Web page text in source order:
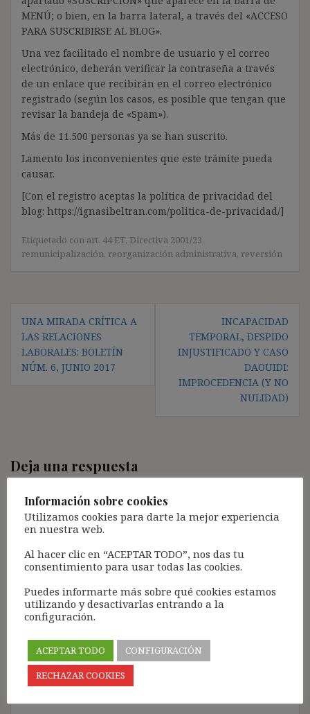
MENÚ; o bien, en la barra lateral, a través del «ACCESO
PARA SUSCRIBIRSE AL BLOG».
Una vez facilitado el nombre de usuario y el correo
electrónico, deberán verificar la contraseña a través
de un enlace que recibirán en el correo electrónico
registrado (según los casos, es posible que tengan que
revisar la bandeja de «Spam»).
Más de 11.500 personas ya se han suscrito.
Lamento los inconvenientes que este trámite pueda
causar.
[Con el registro aceptas la política de privacidad del
blog: https://ignasibeltran.com/politica-de-privacidad/]
Etiquetado con art. 44 ET, Directiva 2001/23,
remunicipalización, reorganización administrativa, reversión
Navegación
de
entradas
UNA MIRADA CRÍTICA A
LAS RELACIONES
LABORALES: BOLETÍN
NÚM. 6, JUNIO 2017
INCAPACIDAD
TEMPORAL, DESPIDO
INJUSTIFICADO Y CASO
DAOUIDI:
IMPROCEDENCIA (Y NO
NULIDAD)
Deja una respuesta
campos obligatorios están marcados con
Comentario*
Nombre*
Información sobre cookies
Utilizamos cookies para darte la mejor experiencia
en nuestra web.
Al hacer clic en “ACEPTAR TODO”, nos das tu
consentimiento para usar todas las cookies.
Puedes informarte más sobre qué cookies estamos
utilizando y desactivarlas entrando a la
configuración.
ACEPTAR TODO
CONFIGURACIÓN
RECHAZAR COOKIES